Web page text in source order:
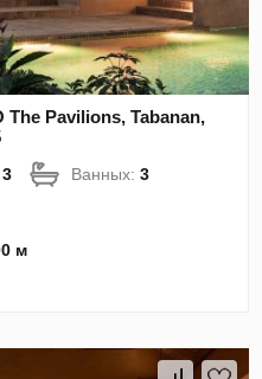
Pavilions, Tabanan,
3 Ванных:3
м